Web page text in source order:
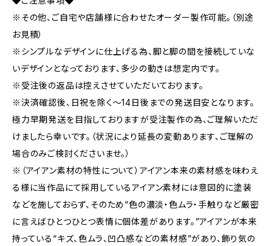
※その他、ご自宅や店舗様に合わせたオーダー製作可能。（別途
お見積）
※シンプルなデザインに仕上げる為、脚と脚の間を接続していな
いデザインとなっております、多少の動きは想定内です。
※受注後の返品は控えさせていただいております。
※決済確認後、日祝を除く～14日後までの発送目安となります。
極力早期発送を目指しておりますが受注製作の為、ご理解いただ
けましたら幸いです。（状況により延長の変動あります、ご理解の
場合のみご検討くださいませ。）
※（アイアン素材の特性について）アイアン本来の素材感を味わえ
る様に当作品にて採用しているアイアン素材には意図的に塗装
などを施しておらず、そのため“色の濃淡・色ムラ・手触りなど厳密
に言えばひとつひとつ表情に個体差があります。”アイアンが本来
持っている“キズ、色ムラ、凹凸感などの素材感”があり、飾り気の